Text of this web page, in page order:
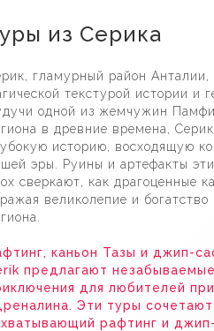
из Серика
гламурный район Анталии,
текстурой истории и
одной из жемчужин
в древние времена,
историю, восходящую
эры. Руины и артефакты
сверкают, как драгоценные
великолепие и богатство
каньон Тазы и джип-
предлагают незабываемые
для любителей
Эти туры сочетают
рафтинг и